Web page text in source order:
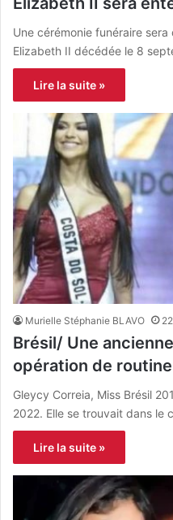
Une cérémonie funéraire
Elizabeth II décédée le 8
Lire la suite »
Murielle Stéphanie BLAVO
Brésil/ Une
opération de routine
Gleycy Correia, Miss Brésil
2022. Elle se trouvait dans le
Lire la suite »